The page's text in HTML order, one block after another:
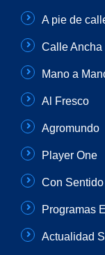
A pie de
Calle Ancha
Mano a
Al Fresco
Agromundo
Player One
Con
Programas
Actualidad